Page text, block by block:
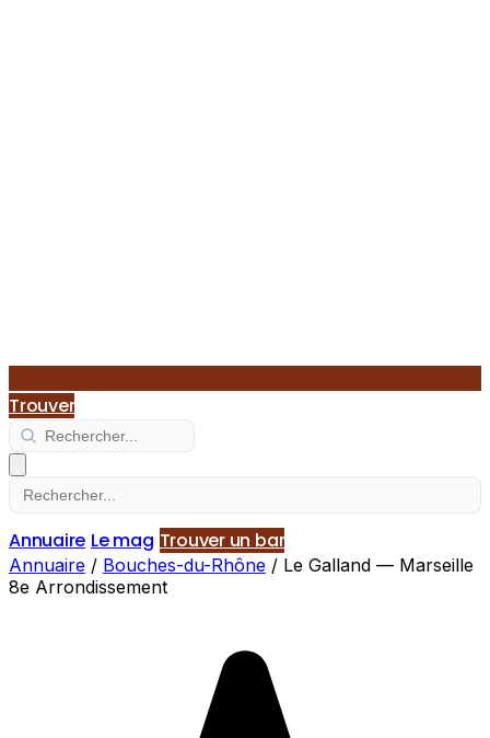
Trouver
Annuaire Le mag Trouver un bar
Annuaire / Bouches-du-Rhône / Le Galland — Marseille
8e Arrondissement